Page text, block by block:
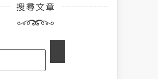
搜尋文章